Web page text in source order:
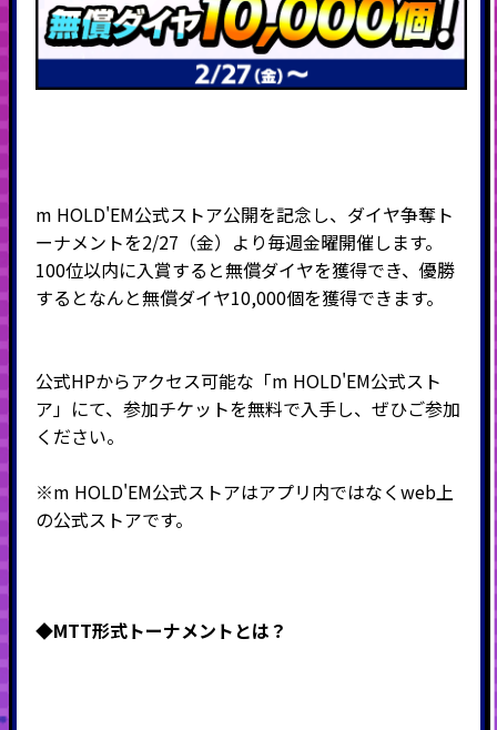
m HOLD'EM公式ストア公開を記念し、ダイヤ争奪ト
ーナメントを2/27（金）より毎週金曜開催します。
100位以内に入賞すると無償ダイヤを獲得でき、優勝
するとなんと無償ダイヤ10,000個を獲得できます。
公式HPからアクセス可能な「m HOLD'EM公式スト
ア」にて、参加チケットを無料で入手し、ぜひご参加
ください。
※m HOLD'EM公式ストアはアプリ内ではなくweb上
の公式ストアです。
◆MTT形式トーナメントとは？